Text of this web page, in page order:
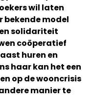
wil laten
bekende model
solidariteit
coöperatief
huren en
haar kan het een
op de wooncrisis
manier te